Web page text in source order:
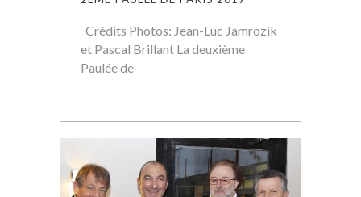
Crédits Photos: Jean-Luc Jamrozik
et Pascal Brillant La deuxième
Paulée de